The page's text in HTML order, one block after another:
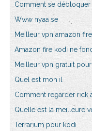
Comment se
Www nyaa se
Meilleur vpn amazon
Amazon fire kodi ne
Meilleur vpn gratuit
Quel est mon il
Comment regarder rick
Quelle est la meilleure
Terrarium pour kodi